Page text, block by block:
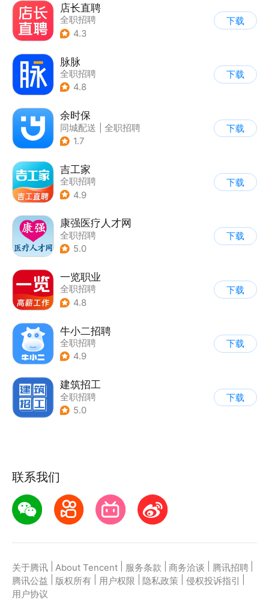
店长直聘
全职招聘
4.3
下载
脉脉
全职招聘
4.8
下载
余时保
同城配送
全职招聘
1.7
下载
吉工家
全职招聘
4.9
下载
康强医疗人才网
全职招聘
5.0
下载
一览职业
全职招聘
4.8
下载
牛小二招聘
全职招聘
4.9
下载
建筑招工
全职招聘
5.0
下载
联系我们
关于腾讯 About Tencent 服务条款 商务洽谈 腾讯招聘
腾讯公益
版权所有 用户权限 隐私政策 侵权投诉指引
用户协议